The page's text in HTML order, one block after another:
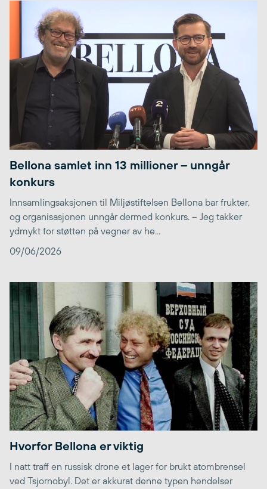
Bellona samlet inn 13 millioner – unngår
konkurs
Innsamlingsaksjonen til Miljøstiftelsen Bellona bar frukter,
og organisasjonen unngår dermed konkurs. – Jeg takker
ydmykt for støtten på vegner av he...
09/06/2026
Hvorfor Bellona er viktig
I natt traff en russisk drone et lager for brukt atombrensel
ved Tsjornobyl. Det er akkurat denne typen hendelser